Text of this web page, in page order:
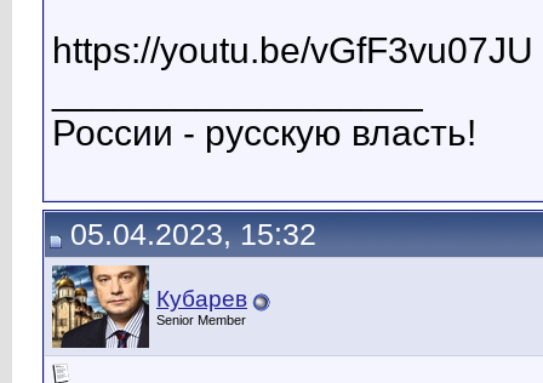
https://youtu.be/vGfF3vu07JU
России - русскую власть!
05.04.2023, 15:32
Кубарев
Senior Member